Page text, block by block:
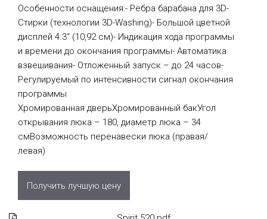
Особенности оснащения:- Рёбра барабана для 3D-
Стирки (технологии 3D-Washing)- Большой цветной
дисплей 4.3“ (10,92 см)- Индикация хода программы
и времени до окончания программы- Автоматика
взвешивания- Отложенный запуск – до 24 часов-
Регулируемый по интенсивности сигнал окончания
программы
Хромированная дверьХромированный бакУгол
открывания люка – 180, диаметр люка – 34
смВозможность перенавески люка (правая/
левая)
Получить лучшую цену